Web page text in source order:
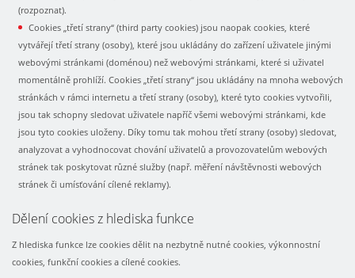
(rozpoznat).
Cookies „třetí strany“ (third party cookies) jsou naopak cookies, které
vytvářejí třetí strany (osoby), které jsou ukládány do zařízení uživatele jinými
webovými stránkami (doménou) než webovými stránkami, které si uživatel
momentálně prohlíží. Cookies „třetí strany“ jsou ukládány na mnoha webových
stránkách v rámci internetu a třetí strany (osoby), které tyto cookies vytvořili,
jsou tak schopny sledovat uživatele napříč všemi webovými stránkami, kde
jsou tyto cookies uloženy. Díky tomu tak mohou třetí strany (osoby) sledovat,
analyzovat a vyhodnocovat chování uživatelů a provozovatelům webových
stránek tak poskytovat různé služby (např. měření návštěvnosti webových
stránek či umísťování cílené reklamy).
Dělení cookies z hlediska funkce
Z hlediska funkce lze cookies dělit na nezbytně nutné cookies, výkonnostní
cookies, funkční cookies a cílené cookies.